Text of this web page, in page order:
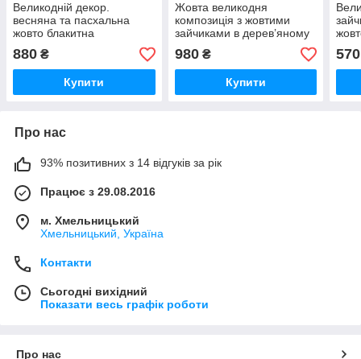
Великодній декор.
весняна та пасхальна
жовто блакитна
композиція з квітами за
зайчиком
880 ₴
Купити
Жовта великодня
композиція з жовтими
зайчиками в дерев’яному
кашпо 28×13 см |
Весняний декор на стіл |
Пасхальна композиція
980₴
Купити
570
Про нас
93% позитивних з 14 відгуків за рік
Працює з 29.08.2016
м. Хмельницький
Хмельницький, Україна
Контакти
Сьогодні вихідний
Показати весь графік роботи
Про нас